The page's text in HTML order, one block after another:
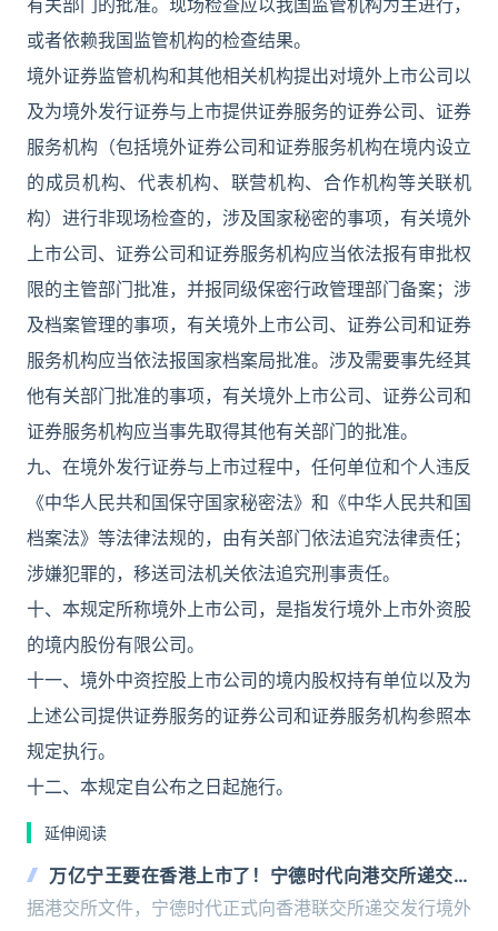
有关部门的批准。现场检查应以我国监管机构为主进行，
或者依赖我国监管机构的检查结果。
境外证券监管机构和其他相关机构提出对境外上市公司以
及为境外发行证券与上市提供证券服务的证券公司、证券
服务机构（包括境外证券公司和证券服务机构在境内设立
的成员机构、代表机构、联营机构、合作机构等关联机
构）进行非现场检查的，涉及国家秘密的事项，有关境外
上市公司、证券公司和证券服务机构应当依法报有审批权
限的主管部门批准，并报同级保密行政管理部门备案；涉
及档案管理的事项，有关境外上市公司、证券公司和证券
服务机构应当依法报国家档案局批准。涉及需要事先经其
他有关部门批准的事项，有关境外上市公司、证券公司和
证券服务机构应当事先取得其他有关部门的批准。
九、在境外发行证券与上市过程中，任何单位和个人违反
《中华人民共和国保守国家秘密法》和《中华人民共和国
档案法》等法律法规的，由有关部门依法追究法律责任；
涉嫌犯罪的，移送司法机关依法追究刑事责任。
十、本规定所称境外上市公司，是指发行境外上市外资股
的境内股份有限公司。
十一、境外中资控股上市公司的境内股权持有单位以及为
上述公司提供证券服务的证券公司和证券服务机构参照本
规定执行。
十二、本规定自公布之日起施行。
延伸阅读
万亿宁王要在香港上市了！宁德时代向港交所递交招
股书
据港交所文件，宁德时代正式向香港联交所递交发行境外